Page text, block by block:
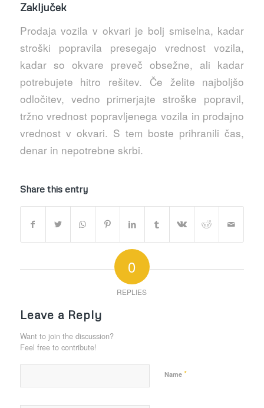
Zaključek
Prodaja vozila v okvari je bolj smiselna, kadar
stroški popravila presegajo vrednost vozila,
kadar so okvare preveč obsežne, ali kadar
potrebujete hitro rešitev. Če želite najboljšo
odločitev, vedno primerjajte stroške popravil,
tržno vrednost popravljenega vozila in prodajno
vrednost v okvari. S tem boste prihranili čas,
denar in nepotrebne skrbi.
Share this entry
0
REPLIES
Leave a Reply
Want to join the discussion?
Feel free to contribute!
Name *